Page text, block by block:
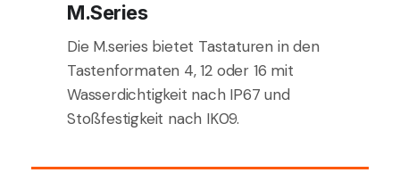
M.series
Die M.series bietet Tastaturen in den
Tastenformaten 4, 12 oder 16 mit
Wasserdichtigkeit nach IP67 und
Stoßfestigkeit nach IK09.